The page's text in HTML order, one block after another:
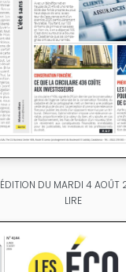
ÉDITION DU MARDI 4 AOÛT
LIRE